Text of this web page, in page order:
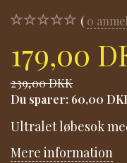
0
179,00
239,00 DKK
Du sparer: 60,00
Ultralet løbesok
Mere information